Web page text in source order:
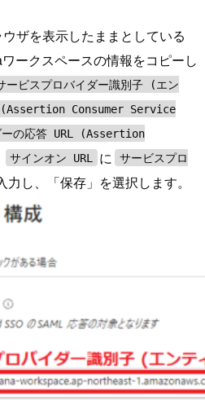
ザを表示したままとしている
ークスペースの情報をコピーし
ービスプロバイダー識別子 (エン
(Assertion Consumer Service
ーの応答 URL (Assertion
サインオン URL に
サービスプロ
力し、「保存」を選択します。